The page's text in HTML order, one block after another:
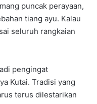
puncak perayaan,
tiang ayu. Kalau
seluruh rangkaian
pengingat
Kutai. Tradisi yang
terus dilestarikan